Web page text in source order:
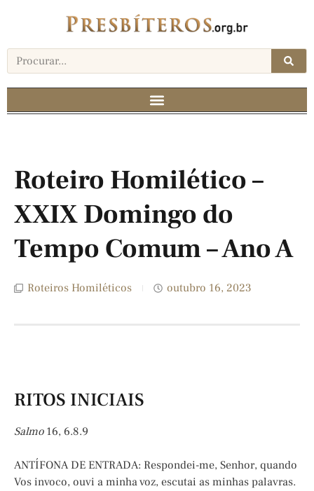
Roteiro Homilético –
XXIX Domingo do
Tempo Comum – Ano A
Roteiros Homiléticos outubro 16, 2023
RITOS INICIAIS
Salmo16, 6.8.9
ANTÍFONA DE ENTRADA: Respondei-me, Senhor, quando
Vos invoco, ouvi a minha voz, escutai as minhas palavras.